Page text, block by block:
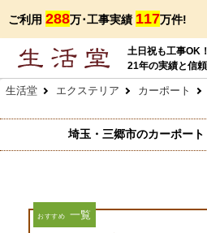
ご利用 288万･工事実績 117万件!
土日祝も工事OK！
21年の実績と信頼
生活堂 エクステリア カーポート
埼玉・三郷市のカーポー
おすすめ 一覧